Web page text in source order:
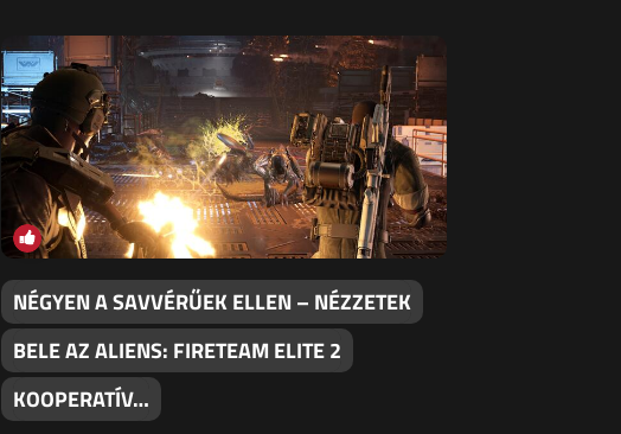
NÉGYEN A SAVVÉRŰEK ELLEN – NÉZZETEK
BELE AZ ALIENS: FIRETEAM ELITE 2
KOOPERATÍV…